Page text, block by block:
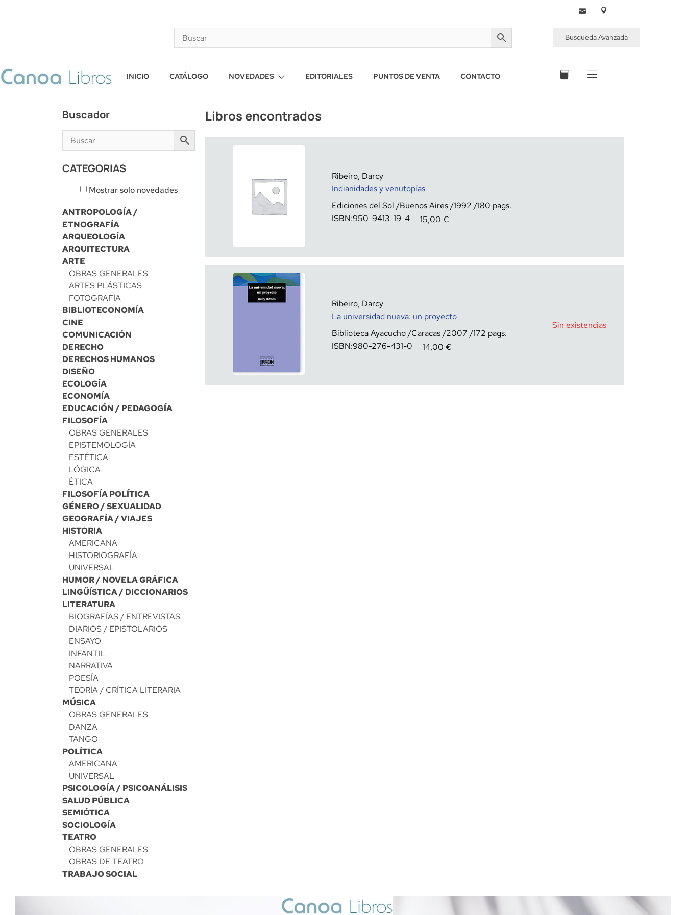
Busqueda Avanzada
INICIO CATÁLOGO NOVEDADES EDITORIALES PUNTOS DE VENTA CONTACTO
Buscador
CATEGORIAS
Mostrar solo novedades
ANTROPOLOGÍA /
ETNOGRAFÍA
ARQUEOLOGÍA
ARQUITECTURA
ARTE
OBRAS GENERALES
ARTES PLÁSTICAS
FOTOGRAFÍA
BIBLIOTECONOMÍA
CINE
COMUNICACIÓN
DERECHO
DERECHOS HUMANOS
DISEÑO
ECOLOGÍA
ECONOMÍA
EDUCACIÓN / PEDAGOGÍA
FILOSOFÍA
OBRAS GENERALES
EPISTEMOLOGÍA
ESTÉTICA
LÓGICA
ÉTICA
FILOSOFÍA POLÍTICA
GÉNERO / SEXUALIDAD
GEOGRAFÍA / VIAJES
HISTORIA
AMERICANA
HISTORIOGRAFÍA
UNIVERSAL
HUMOR / NOVELA GRÁFICA
LINGÜÍSTICA / DICCIONARIOS
LITERATURA
BIOGRAFÍAS / ENTREVISTAS
DIARIOS / EPISTOLARIOS
ENSAYO
INFANTIL
NARRATIVA
POESÍA
TEORÍA / CRÍTICA LITERARIA
MÚSICA
OBRAS GENERALES
DANZA
TANGO
POLÍTICA
AMERICANA
UNIVERSAL
PSICOLOGÍA / PSICOANÁLISIS
SALUD PÚBLICA
SEMIÓTICA
SOCIOLOGÍA
TEATRO
OBRAS GENERALES
OBRAS DE TEATRO
TRABAJO SOCIAL
Libros encontrados
Ribeiro, Darcy
Indianidades y venutopías
Ediciones del Sol
Buenos Aires 1992 180
ISBN:950-9413-19-4 15,00 €
Ribeiro, Darcy
La universidad nueva: un proyecto
Biblioteca Ayacucho Caracas 2007 172
ISBN:980-276-431-0 14,00 €
Sin existencias